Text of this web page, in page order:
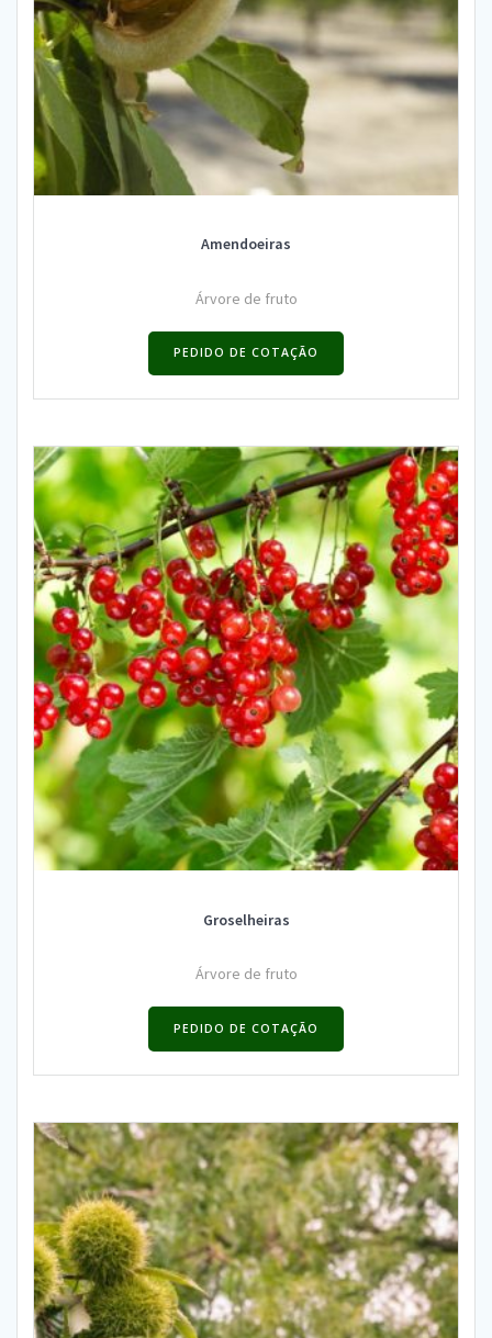
Amendoeiras
Árvore de fruto
PEDIDO DE COTAÇÃO
Groselheiras
Árvore de fruto
PEDIDO DE COTAÇÃO